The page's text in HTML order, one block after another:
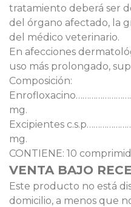
tratamiento deberá ser
del órgano afectado, la
del médico veterinario.
En afecciones
uso más prolongado,
Composición:
mg.
Excipientes
mg.
CONTIENE: 10
VENTA BAJO
Este producto no está
domicilio, a menos que